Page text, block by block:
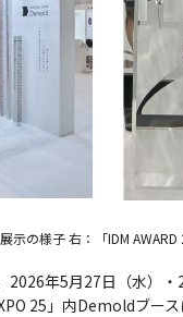
示の様子 右：「IDM
2026年5月27日（水）
25」内Demoldブー